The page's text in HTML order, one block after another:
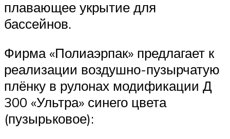
плавающее укрытие для
бассейнов.
Фирма «Полиаэрпак» предлагает к
реализации воздушно-пузырчатую
плёнку в рулонах модификации Д
300 «Ультра» синего цвета
(пузырьковое):